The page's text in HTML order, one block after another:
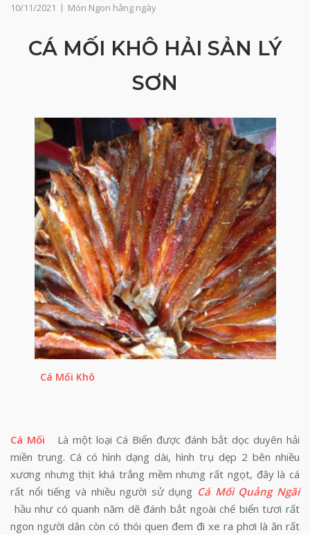
10/11/2021 Món Ngon hằng ngày
CÁ MỐI KHÔ HẢI SẢN LÝ
SƠN
Cá Mối Khô
Cá Mối
Là một loại Cá Biển được đánh bắt dọc duyên hải
miền trung. Cá có hình dạng dài, hình trụ dẹp 2 bên nhiều
xương nhưng thịt khá trắng mềm nhưng rất ngọt, đây là cá
rất nổi tiếng và nhiều người sử dụng Cá Mối Quảng Ngãi
hầu như có quanh năm dẽ đánh bắt ngoài chế biển tươi rất
ngon người dân còn có thói quen đem đi xe ra phơi là ăn rất